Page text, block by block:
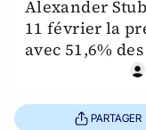
Alexander
11 février la
avec 51,6%
PARTAGER